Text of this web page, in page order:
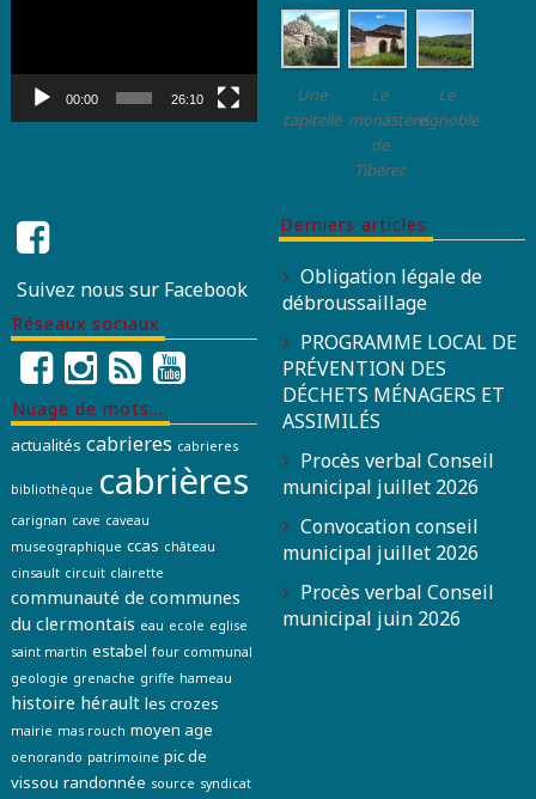
00:00 26:10
Une
capitelle
Le
monastère
de
Tibéret
Le
vignoble
Suivez nous sur Facebook
Réseaux sociaux
Nuage de mots…
actualités cabrieres cabrieres
bibliothèque cabrières
carignan cave caveau
museographique ccas château
cinsault circuit clairette
communauté de communes
du clermontais eau ecole eglise
saint martin estabel four communal
geologie grenache griffe hameau
histoire hérault les crozes
mairie mas rouch moyen age
oenorando patrimoine pic de
vissou randonnée source syndicat
Derniers articles
Obligation légale de
débroussaillage
PROGRAMME LOCAL DE
PRÉVENTION DES
DÉCHETS MÉNAGERS ET
ASSIMILÉS
Procès verbal Conseil
municipal juillet 2026
Convocation conseil
municipal juillet 2026
Procès verbal Conseil
municipal juin 2026